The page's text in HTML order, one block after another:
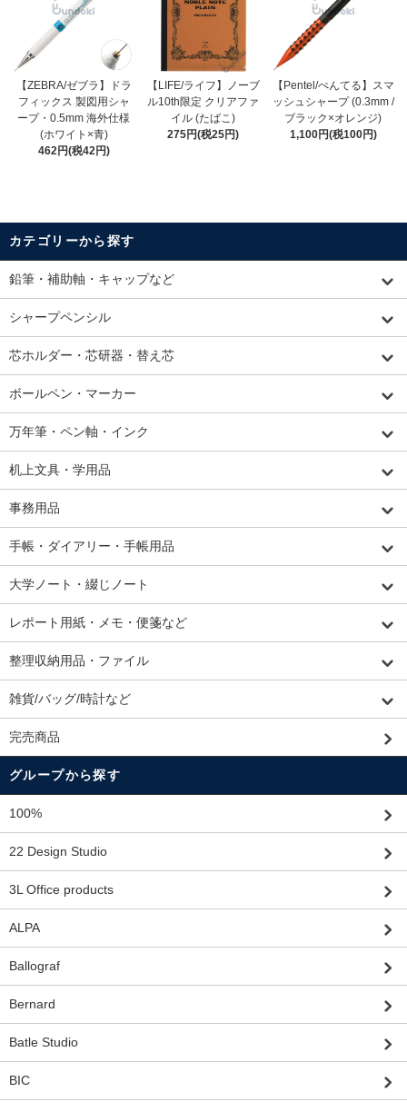
【ZEBRA/ゼブラ】ドラ
フィックス 製図用シャ
ープ・0.5mm 海外仕様
(ホワイト×青)
462円(税42円)
【LIFE/ライフ】ノーブ
ル10th限定 クリアファ
イル (たばこ)
275円(税25円)
【Pentel/ぺんてる】スマ
ッシュシャープ (0.3mm /
ブラック×オレンジ)
1,100円(税100円)
カテゴリーから探す
鉛筆・補助軸・キャップなど
シャープペンシル
芯ホルダー・芯研器・替え芯
ボールペン・マーカー
万年筆・ペン軸・インク
机上文具・学用品
事務用品
手帳・ダイアリー・手帳用品
大学ノート・綴じノート
レポート用紙・メモ・便箋など
整理収納用品・ファイル
雑貨/バッグ/時計など
完売商品
グループから探す
100%
22 Design Studio
3L Office products
ALPA
Ballograf
Bernard
Batle Studio
BIC